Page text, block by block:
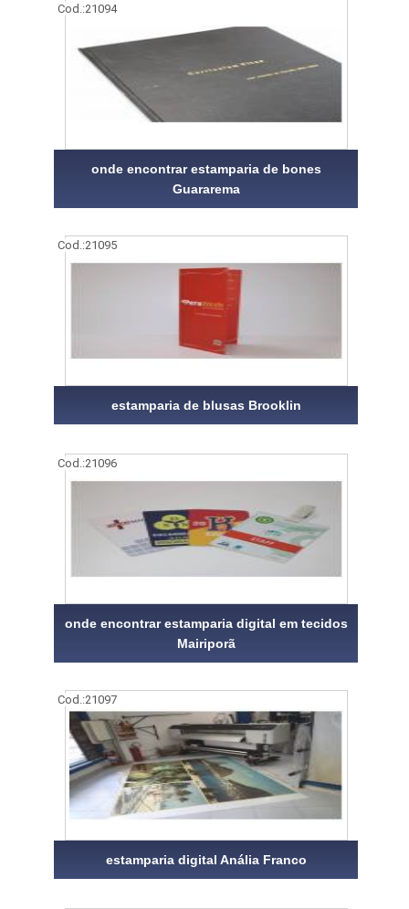
Cod.:21094
onde encontrar estamparia de bones
Guararema
Cod.:21095
estamparia de blusas Brooklin
Cod.:21096
onde encontrar estamparia digital em tecidos
Mairiporã
Cod.:21097
estamparia digital Anália Franco